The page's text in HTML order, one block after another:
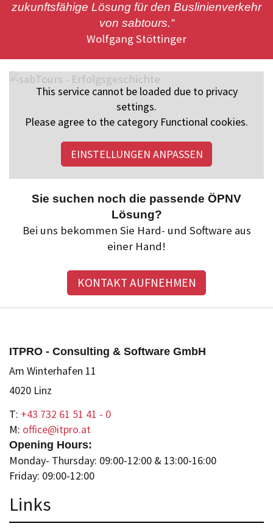
zukunfts­fähige Lösung für den Buslinien­verkehr
von sabtours.“
Wolfgang Stöttinger
This service cannot be loaded due to privacy
settings.
Please agree to the category Functional cookies.
EINSTELLUNGEN ANPASSEN
Sie suchen noch die passende ÖPNV
Lösung?
Bei uns bekommen Sie Hard- und Software aus
einer Hand!
KONTAKT AUFNEHMEN
ITPRO - Consulting & Software GmbH
Am Winterhafen 11
4020 Linz
T: +43 732 61 51 41 - 0
M: office@itpro.at
Opening Hours:
Monday- Thursday: 09:00-12:00 & 13:00-16:00
Friday: 09:00-12:00
Links